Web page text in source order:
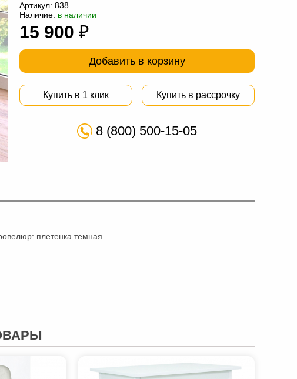
Артикул: 838
Наличие: в наличии
15 900 ₽
Добавить в корзину
Купить в 1 клик Купить в рассрочку
8 (800) 500-15-05
плетенка темная